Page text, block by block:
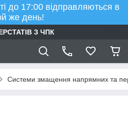
до 17:00 відправляються в
же день!
З ЧПК
Системи змащення напрямних та